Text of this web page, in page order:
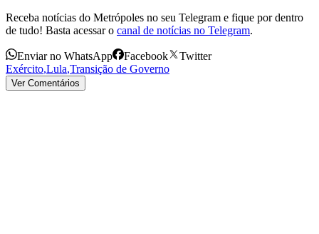
Receba notícias do Metrópoles no seu Telegram e fique por dentro
de tudo! Basta acessar o canal de notícias no Telegram.
Enviar no WhatsApp Facebook
Twitter
Exército,Lula,Transição de Governo
Ver Comentários